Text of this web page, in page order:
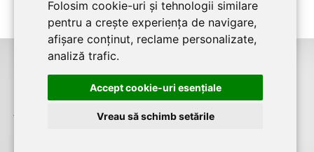
Folosim cookie-uri și tehnologii similare
pentru a crește experiența de navigare,
afișare conținut, reclame personalizate,
analiză trafic.
Accept cookie-uri esenţiale
Vreau să schimb setările
CLUJ CONSTRUCTeste un serviciu de promovare online pentru
firme. Proiect digital dezvoltat deLIVE COMMUNICATIONS SRL
J12/4191/2006, RO19492087